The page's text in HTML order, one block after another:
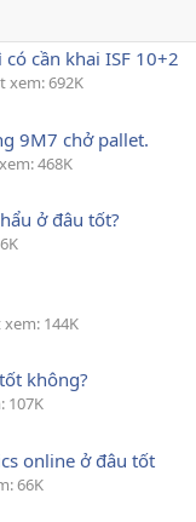
cần khai ISF 10+2
xem: 692K
9M7 chở pallet.
468K
ở đâu tốt?
144K
không?
107K
online ở đâu tốt
66K